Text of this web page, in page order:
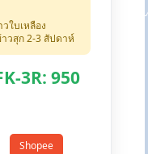
ใบเหลือง
าวสุก 2-3 สัปดาห์
3R: 950
Shopee